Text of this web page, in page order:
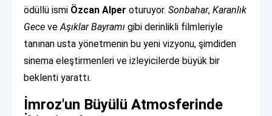
ödüllü ismi Özcan Alper oturuyor.Sonbahar,Karanlık
Gece veAşıklar Bayramı gibi derinlikli filmleriyle
tanınan usta yönetmenin bu yeni vizyonu, şimdiden
sinema eleştirmenleri ve izleyicilerde büyük bir
beklenti yarattı.
İmroz'un Büyülü Atmosferinde